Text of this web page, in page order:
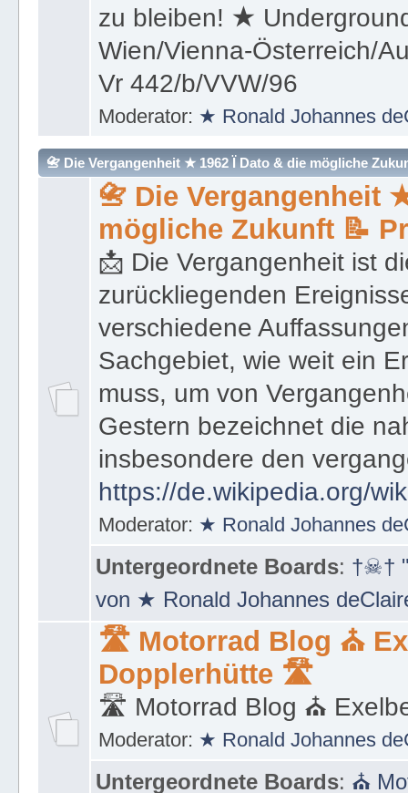
zu bleiben! ★
Wien/Vienna-Österreich/
Vr 442/b/VVW/96
Moderator: ★ Ronald Johannes
📇 Die Vergangenheit ★ 1962 Ï Dato & die mögliche
📇 Die Vergangenheit
mögliche Zukunft 📝
📩 Die Vergangenheit ist
zurückliegenden
verschiedene
Sachgebiet, wie weit ein
muss, um von
Gestern bezeichnet die
insbesondere den
https://de.wikipedia.org/
Moderator: ★ Ronald Johannes
Untergeordnete Boards: †☠†
von ★ Ronald Johannes
🛣 Motorrad Blog ⛪
Dopplerhütte 🛣
🛣 Motorrad Blog ⛪
Moderator: ★ Ronald Johannes
Untergeordnete Boards: ⛪